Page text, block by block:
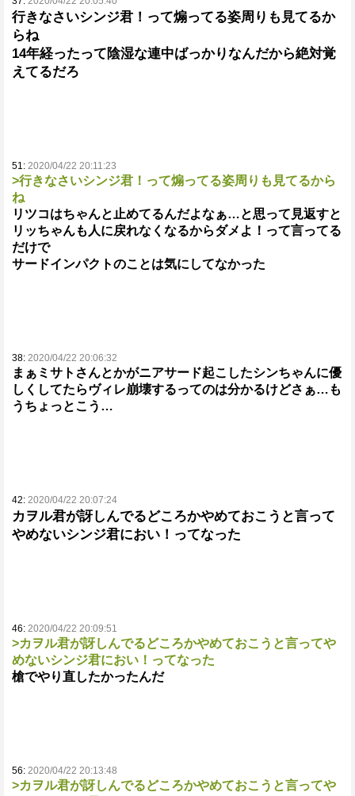
行きなさいシンジ君！って煽ってる姿周りも見てるか
らね
14年経ったって陰湿な連中ばっかりなんだから絶対覚
えてるだろ
51: 2020/04/22 20:11:23
>行きなさいシンジ君！って煽ってる姿周りも見てるから
ね
リツコはちゃんと止めてるんだよなぁ…と思って見返すと
リッちゃんも人に戻れなくなるからダメよ！って言ってる
だけで
サードインパクトのことは気にしてなかった
38: 2020/04/22 20:06:32
まぁミサトさんとかがニアサード起こしたシンちゃんに優
しくしてたらヴィレ崩壊するってのは分かるけどさぁ…も
うちょっとこう…
42: 2020/04/22 20:07:24
カヲル君が訝しんでるどころかやめておこうと言って
やめないシンジ君におい！ってなった
46: 2020/04/22 20:09:51
>カヲル君が訝しんでるどころかやめておこうと言ってや
めないシンジ君におい！ってなった
槍でやり直したかったんだ
56: 2020/04/22 20:13:48
>カヲル君が訝しんでるどころかやめておこうと言ってや